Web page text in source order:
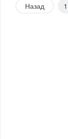
Назад 1